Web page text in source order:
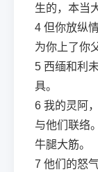
生的，本当
4 但你放纵
为你上了你
5 西缅和利
具。
6 我的灵阿
与他们联络
牛腿大筋。
7 他们的怒